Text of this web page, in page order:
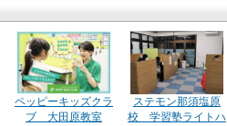
ペッピーキッズクラ
ブ 大田原教室
ステモン那須塩原
校 学習塾ライトハ